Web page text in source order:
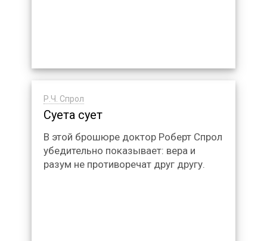
Р.Ч. Спрол
Суета сует
В этой брошюре доктор Роберт Спрол
убедительно показывает: вера и
разум не противоречат друг другу.